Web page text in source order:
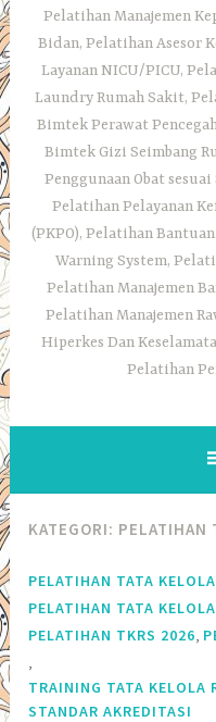
Pelatihan Manajemen
Bidan, Pelatihan Asesor
Layanan NICU/PICU,
Laundry Rumah Sakit,
Bimtek Perawat
Bimtek Gizi Seimbang
Penggunaan Obat
Pelatihan Pelayanan
(PKPO), Pelatihan
Warning System,
Pelatihan Manajemen
Pelatihan Manajemen
Hiperkes Dan
Pelatihan
KATEGORI: PELATIHAN
PELATIHAN TATA
PELATIHAN TATA
PELATIHAN TKRS 2026
TRAINING TATA KELOLA
STANDAR AKREDITASI